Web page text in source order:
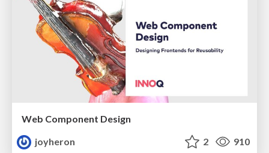
Web Component Design
joyheron
2 910